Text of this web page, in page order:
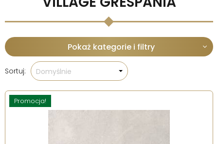
Pokaż kategorie i filtry
Sortuj: Domyślnie
Promocja!